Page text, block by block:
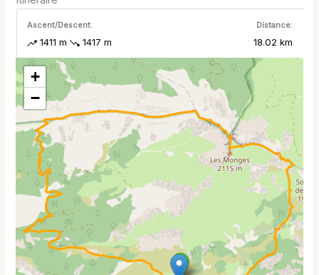
Ascent/Descent:
1411 m 1417 m
Distance:
18.02 km
+
−